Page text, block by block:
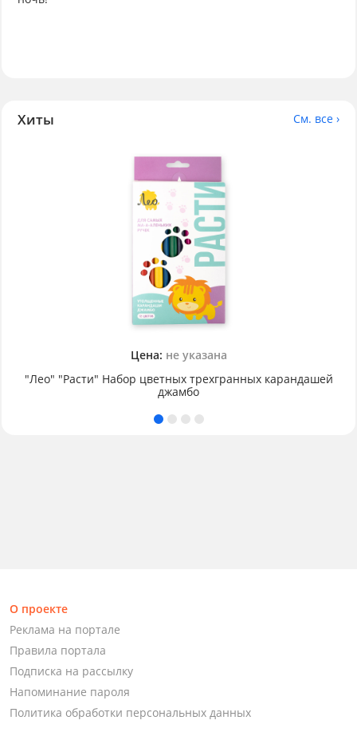
Хиты См. все ›
Цена: не указана
"Лео" "Расти" Набор цветных трехгранных карандашей
джамбо
О проекте
Реклама на портале
Правила портала
Подписка на рассылку
Напоминание пароля
Политика обработки персональных данных